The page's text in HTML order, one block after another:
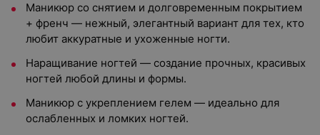
Маникюр со снятием и долговременным покрытием
+ френч — нежный, элегантный вариант для тех, кто
любит аккуратные и ухоженные ногти.
Наращивание ногтей — создание прочных, красивых
ногтей любой длины и формы.
Маникюр с укреплением гелем — идеально для
ослабленных и ломких ногтей.